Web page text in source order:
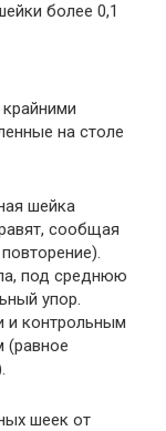
более 0,1
на столе
шейка
сообщая
под среднюю
упор.
и контрольным
(равное
шеек от